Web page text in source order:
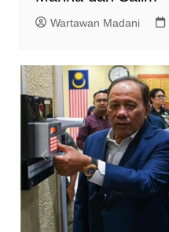
Wartawan Madani